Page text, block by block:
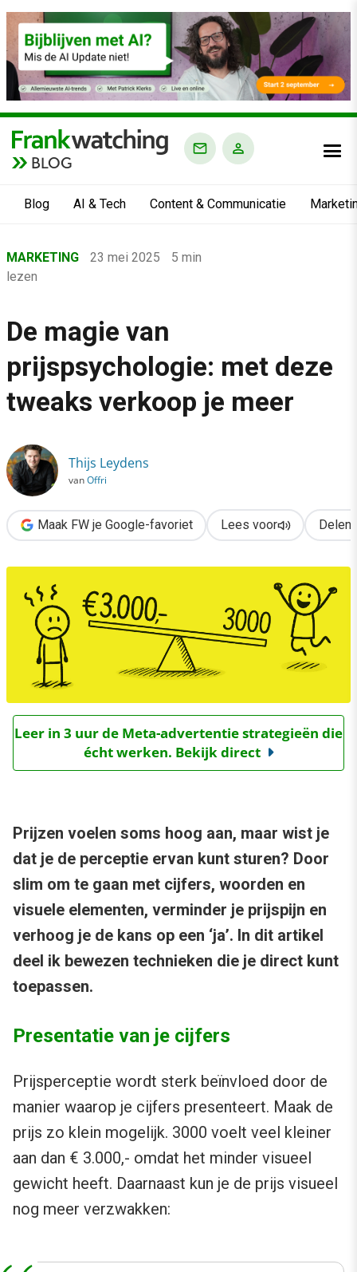
BLOG
Blog AI & Tech Content & Communicatie
›
Marketing
›
De magie van prijspsychologie: met deze tweaks verkoop je
MARKETING 23 mei 2025
5 min
lezen
De magie van
prijspsychologie: met deze
tweaks verkoop je meer
Thijs Leydens
vanOffri
Maak FW je Google-favoriet Lees voor Delen
Leer in 3 uur de Meta-advertentie strategieën die
écht werken. Bekijk direct
Prijzen voelen soms hoog aan, maar wist je
dat je de perceptie ervan kunt sturen? Door
slim om te gaan met cijfers, woorden en
visuele elementen, verminder je prijspijn en
verhoog je de kans op een ‘ja’. In dit artikel
deel ik bewezen technieken die je direct kunt
toepassen.
Presentatie van je cijfers
Prijsperceptie wordt sterk beïnvloed door de
manier waarop je cijfers presenteert. Maak de
prijs zo klein mogelijk. 3000 voelt veel kleiner
aan dan € 3.000,- omdat het minder visueel
gewicht heeft. Daarnaast kun je de prijs visueel
nog meer verzwakken: